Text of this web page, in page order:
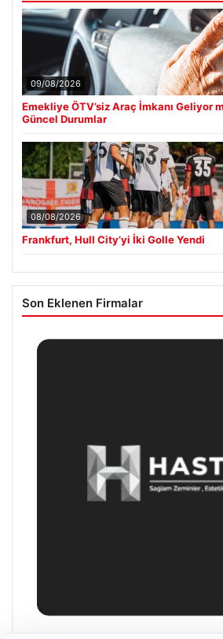
09/08/2026
Emekliye ÖTV’siz Araç İmkanı Geliyor
Güncel Durumlar
08/08/2026
Frankfurt, Hull City’yi İki Golle Yendi
Son Eklenen Firmalar